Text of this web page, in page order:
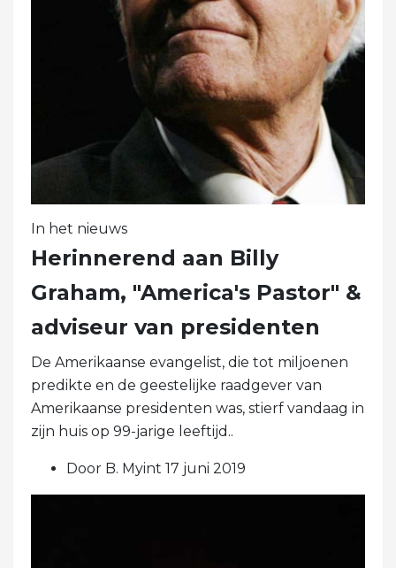
In het nieuws
Herinnerend aan Billy
Graham, "America's Pastor" &
adviseur van presidenten
De Amerikaanse evangelist, die tot miljoenen
predikte en de geestelijke raadgever van
Amerikaanse presidenten was, stierf vandaag in
zijn huis op 99-jarige leeftijd..
Door B. Myint 17 juni 2019